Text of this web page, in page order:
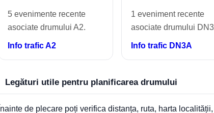
5 evenimente recente
asociate drumului A2.
Info trafic A2
1 eveniment recente
asociate drumului
Info trafic DN3A
Legături utile pentru planificarea drumului
Înainte de plecare poți verifica distanța, ruta, harta